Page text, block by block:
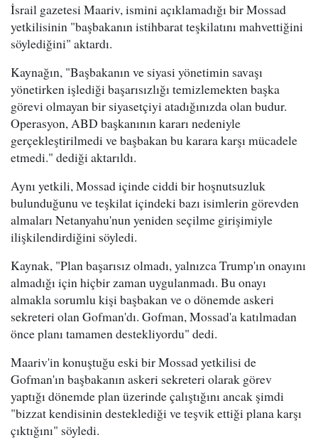
İsrail gazetesi Maariv, ismini açıklamadığı bir Mossad
yetkilisinin "başbakanın istihbarat teşkilatını mahvettiğini
söylediğini" aktardı.
Kaynağın, "Başbakanın ve siyasi yönetimin savaşı
yönetirken işlediği başarısızlığı temizlemekten başka
görevi olmayan bir siyasetçiyi atadığınızda olan budur.
Operasyon, ABD başkanının kararı nedeniyle
gerçekleştirilmedi ve başbakan bu karara karşı mücadele
etmedi." dediği aktarıldı.
Aynı yetkili, Mossad içinde ciddi bir hoşnutsuzluk
bulunduğunu ve teşkilat içindeki bazı isimlerin görevden
almaları Netanyahu'nun yeniden seçilme girişimiyle
ilişkilendirdiğini söyledi.
Kaynak, "Plan başarısız olmadı, yalnızca Trump'ın onayını
almadığı için hiçbir zaman uygulanmadı. Bu onayı
almakla sorumlu kişi başbakan ve o dönemde askeri
sekreteri olan Gofman'dı. Gofman, Mossad'a katılmadan
önce planı tamamen destekliyordu" dedi.
Maariv'in konuştuğu eski bir Mossad yetkilisi de
Gofman'ın başbakanın askeri sekreteri olarak görev
yaptığı dönemde plan üzerinde çalıştığını ancak şimdi
"bizzat kendisinin desteklediği ve teşvik ettiği plana karşı
çıktığını" söyledi.